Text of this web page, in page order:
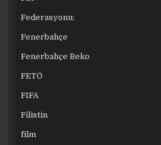
Federasyonu:
Fenerbahçe
Fenerbahçe Beko
FETÖ
FIFA
Filistin
film